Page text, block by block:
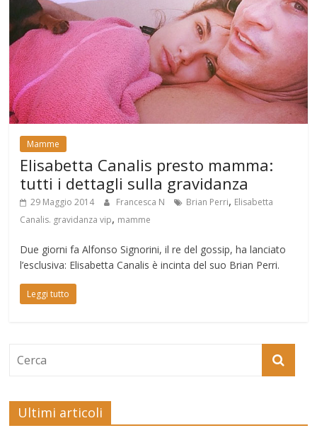
Mamme
Elisabetta Canalis presto mamma:
tutti i dettagli sulla gravidanza
29 Maggio 2014 Francesca N Brian Perri, Elisabetta
Canalis. gravidanza vip, mamme
Due giorni fa Alfonso Signorini, il re del gossip, ha lanciato
l’esclusiva: Elisabetta Canalis è incinta del suo Brian Perri.
Leggi tutto
Ultimi articoli